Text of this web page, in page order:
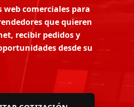
web comerciales para
que quieren
recibir pedidos y
desde su